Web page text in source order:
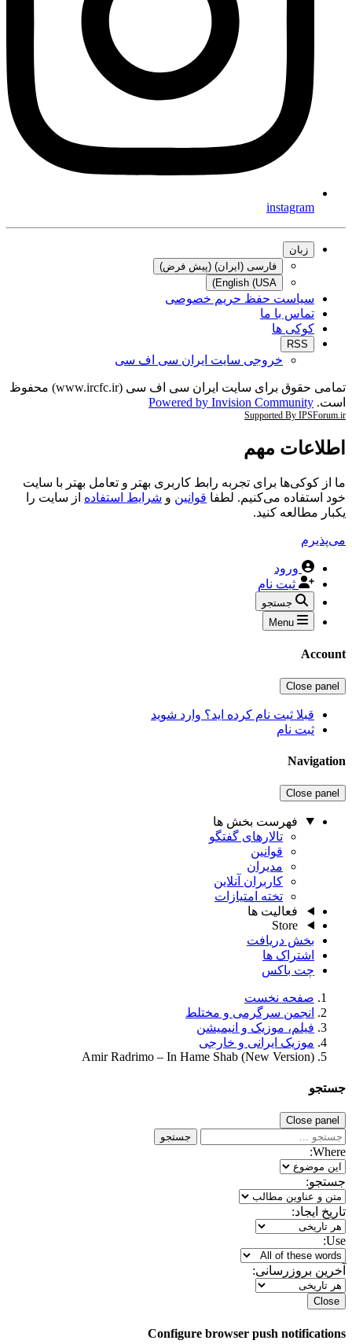
instagram
زبان
فارسی (ایران) (پیش فرض)
English (USA)
سیاست حفظ حریم خصوصی
تماس با ما
کوکی ها
RSS
خروجی سایت ایران سی اف سی
تمامی حقوق برای سایت ایران سی اف سی (www.ircfc.ir) محفوظ
است. Powered by Invision Community
Supported By IPSForum.ir
اطلاعات مهم
ما از کوکی‌ها برای تجربه رابط کاربری بهتر و تعامل بهتر با سایت
خود استفاده می‌کنیم. لطفا قوانین و شرایط استفاده از سایت را
یکبار مطالعه کنید.
می‌پذیرم
ورود
ثبت نام
جستجو
Menu
Account
Close panel
قبلا ثبت نام کرده اید؟ وارد شوید
ثبت نام
Navigation
Close panel
فهرست بخش ها
تالارهای گفتگو
قوانین
مدیران
کاربران آنلاین
تخته امتیازات
فعالیت ها
Store
بخش دریافت
اشتراک ها
چت باکس
صفحه نخست
انجمن سرگرمی و مختلط
فیلم، موزیک و انیمیشن
موزیک ایرانی و خارجی
Amir Radrimo – In Hame Shab (New Version)
جستجو
Close panel
جستجو
Where:
جستجو:
تاریخ ایجاد:
Use:
آخرین بروزرسانی:
Close
Configure browser push notifications